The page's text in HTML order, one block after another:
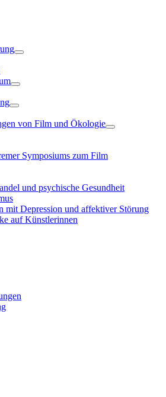
von Film und Ökologie
Symposiums zum Film
und psychische Gesundheit
mit Depression und affektiver Störung
auf Künstlerinnen